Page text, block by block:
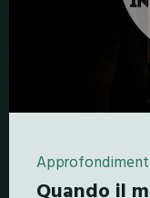
Quando il